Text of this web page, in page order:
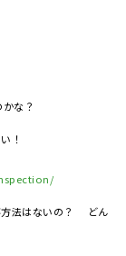
な？
！
方法はないの？ どん